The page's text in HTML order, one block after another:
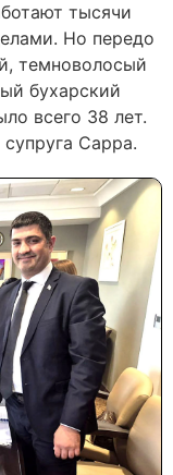
тысячи
Но передо
темноволосый
бухарский
всего 38 лет.
Сарра.